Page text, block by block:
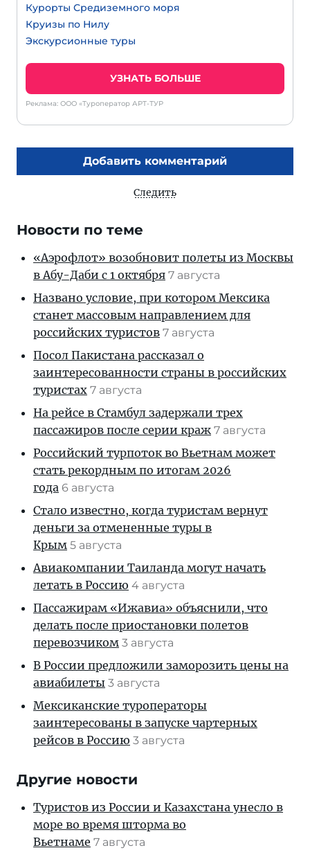
Курорты Средиземного моря
Круизы по Нилу
Экскурсионные туры
УЗНАТЬ БОЛЬШЕ
Реклама: ООО «Туроператор АРТ-ТУР
Добавить комментарий
Следить
Новости по теме
«Аэрофлот» возобновит полеты из Москвы
в Абу-Даби с 1 октября 7 августа
Названо условие, при котором Мексика
станет массовым направлением для
российских туристов 7 августа
Посол Пакистана рассказал о
заинтересованности страны в российских
туристах 7 августа
На рейсе в Стамбул задержали трех
пассажиров после серии краж 7 августа
Российский турпоток во Вьетнам может
стать рекордным по итогам 2026
года 6 августа
Стало известно, когда туристам вернут
деньги за отмененные туры в
Крым 5 августа
Авиакомпании Таиланда могут начать
летать в Россию 4 августа
Пассажирам «Ижавиа» объяснили, что
делать после приостановки полетов
перевозчиком 3 августа
В России предложили заморозить цены на
авиабилеты 3 августа
Мексиканские туроператоры
заинтересованы в запуске чартерных
рейсов в Россию 3 августа
Другие новости
Туристов из России и Казахстана унесло в
море во время шторма во
Вьетнаме 7 августа